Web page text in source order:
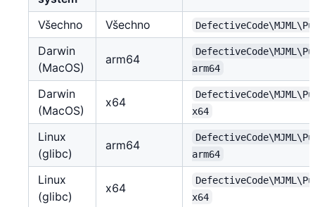
Všechno
Všechno
Darwin
(MacOS)
arm64
arm64
Darwin
(MacOS)
x64
x64
Linux
(glibc)
arm64
arm64
Linux
(glibc)
x64
x64